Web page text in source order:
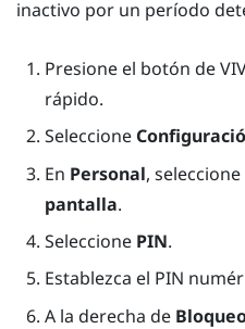
inactivo por un período
Presione el botón de
rápido.
Seleccione
En Personal, seleccione
pantalla.
Seleccione PIN.
Establezca el PIN
A la derecha de